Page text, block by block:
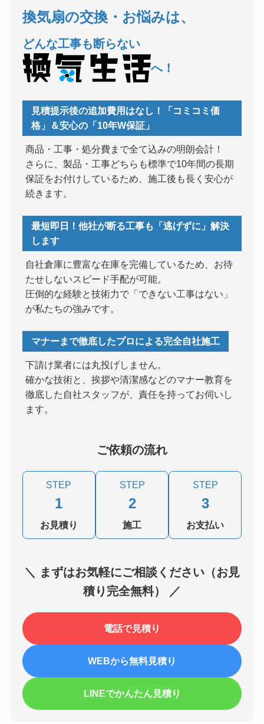
換気扇の交換・お悩みは、
どんな工事も断らない
へ！
見積提示後の追加費用はなし！「コミコミ価
格」＆安心の「10年W保証」
商品・工事・処分費まで全て込みの明朗会計！
さらに、製品・工事どちらも標準で10年間の長期
保証をお付けしているため、施工後も長く安心が
続きます。
最短即日！他社が断る工事も「逃げずに」解決
します
自社倉庫に豊富な在庫を完備しているため、お待
たせしないスピード手配が可能。
圧倒的な経験と技術力で「できない工事はない」
が私たちの強みです。
マナーまで徹底したプロによる完全自社施工
下請け業者には丸投げしません。
確かな技術と、挨拶や清潔感などのマナー教育を
徹底した自社スタッフが、責任を持ってお伺いし
ます。
ご依頼の流れ
STEP
1
お見積り
STEP
2
施工
STEP
3
お支払い
＼ まずはお気軽にご相談ください（お見
積り完全無料） ／
電話で見積り
WEBから無料見積り
LINEでかんたん見積り